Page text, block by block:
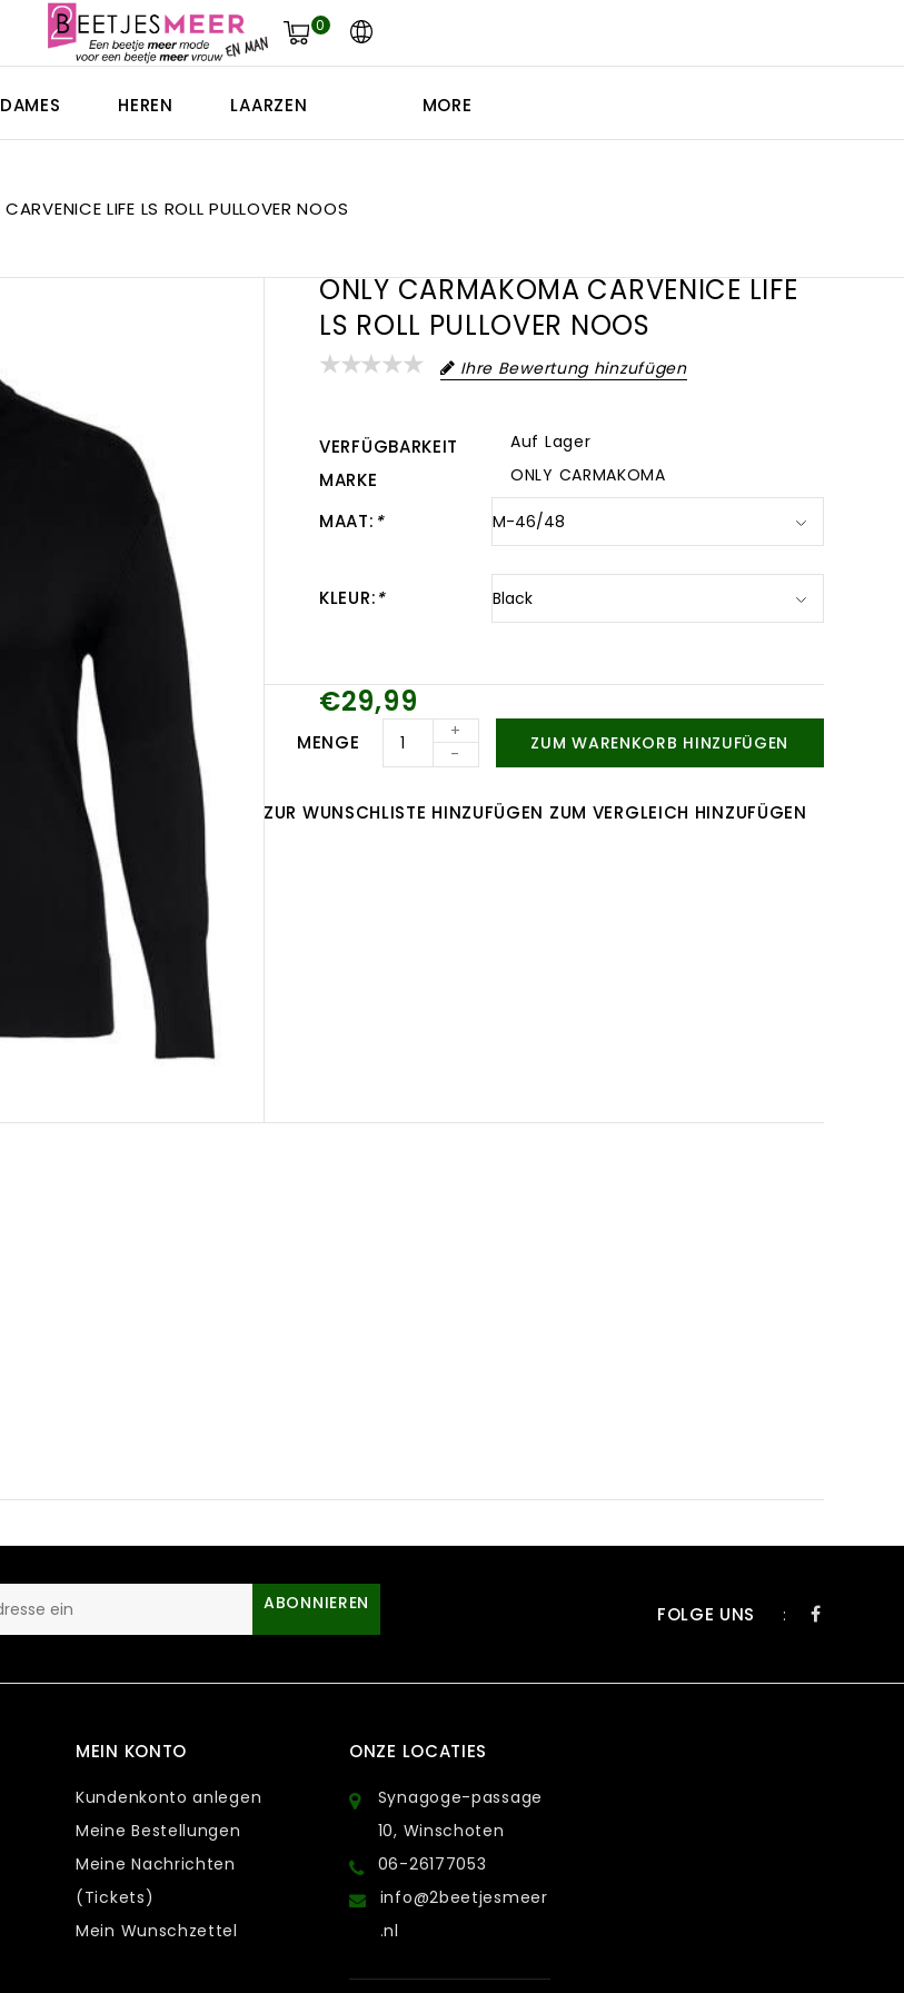
0
DAMES HEREN LAARZEN MORE
CARVENICE LIFE LS ROLL PULLOVER NOOS
ONLY CARMAKOMA CARVENICE LIFE
LS ROLL PULLOVER NOOS
Ihre Bewertung hinzufügen
VERFÜGBARKEIT Auf Lager
MARKE ONLY CARMAKOMA
MAAT: *
KLEUR:*
€29,99
MENGE
+
-
ZUM WARENKORB HINZUFÜGEN
ZUR WUNSCHLISTE HINZUFÜGEN ZUM VERGLEICH HINZUFÜGEN
ABONNIEREN FOLGE UNS :
MEIN KONTO
Kundenkonto anlegen
Meine Bestellungen
Meine Nachrichten
(Tickets)
Mein Wunschzettel
ONZE LOCATIES
Synagoge-passage
10, Winschoten
06-26177053
info@2beetjesmeer
.nl